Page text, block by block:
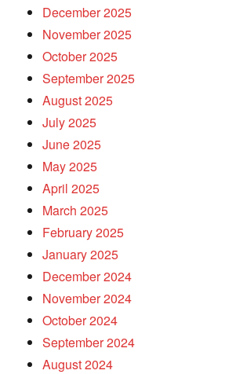
December 2025
November 2025
October 2025
September 2025
August 2025
July 2025
June 2025
May 2025
April 2025
March 2025
February 2025
January 2025
December 2024
November 2024
October 2024
September 2024
August 2024